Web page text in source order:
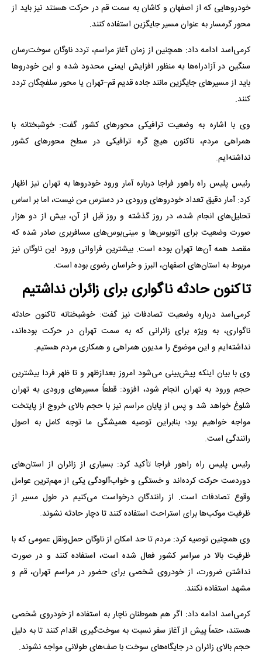
خودروهایی که از اصفهان و کاشان به سمت قم در حرکت هستند نیز باید از
محور گرمسار به عنوان مسیر جایگزین استفاده کنند.
کرمی‌اسد ادامه داد: همچنین از زمان آغاز مراسم، تردد ناوگان سوخت‌رسان
سنگین در آزادراه‌ها به منظور افزایش ایمنی محدود شده و این خودروها
باید از مسیرهای جایگزین مانند جاده قدیم قم–تهران یا محور سلفچگان تردد
کنند.
وی با اشاره به وضعیت ترافیکی محورهای کشور گفت: خوشبختانه با
همراهی مردم، تاکنون هیچ گره ترافیکی در سطح محورهای کشور
نداشته‌ایم.
رئیس پلیس راه راهور فراجا درباره آمار ورود خودروها به تهران نیز اظهار
کرد: آمار دقیق تعداد خودروهای ورودی در دسترس من نیست، اما بر اساس
تحلیل‌های انجام شده، در روز گذشته و روز قبل از آن، بیش از دو هزار
صورت وضعیت برای اتوبوس‌ها و مینی‌بوس‌های مسافربری صادر شده که
مقصد همه آن‌ها تهران بوده است. بیشترین فراوانی ورود این ناوگان نیز
مربوط به استان‌های اصفهان، البرز و خراسان رضوی بوده است.
تاکنون حادثه ناگواری برای زائران نداشتیم
کرمی‌اسد درباره وضعیت تصادفات نیز گفت: خوشبختانه تاکنون حادثه
ناگواری، به ویژه برای زائرانی که به سمت تهران در حرکت بوده‌اند،
نداشته‌ایم و این موضوع را مدیون همراهی و همکاری مردم هستیم.
وی با بیان اینکه پیش‌بینی می‌شود امروز بعدازظهر و تا ظهر فردا بیشترین
حجم ورود به تهران انجام شود، افزود: قطعاً مسیرهای ورودی به تهران
شلوغ خواهد شد و پس از پایان مراسم نیز با حجم بالای خروج از پایتخت
مواجه خواهیم بود؛ بنابراین توصیه همیشگی ما توجه کامل به اصول
رانندگی است.
رئیس پلیس راه راهور فراجا تأکید کرد: بسیاری از زائران از استان‌های
دوردست حرکت کرده‌اند و خستگی و خواب‌آلودگی یکی از مهم‌ترین عوامل
وقوع تصادفات است. از رانندگان درخواست می‌کنیم در طول مسیر از
ظرفیت موکب‌ها برای استراحت استفاده کنند تا دچار حادثه نشوند.
وی همچنین توصیه کرد: مردم تا حد امکان از ناوگان حمل‌ونقل عمومی که با
ظرفیت بالا در سراسر کشور فعال شده است، استفاده کنند و در صورت
نداشتن ضرورت، از خودروی شخصی برای حضور در مراسم تهران، قم و
مشهد استفاده نکنند.
کرمی‌اسد ادامه داد: اگر هم هموطنان ناچار به استفاده از خودروی شخصی
هستند، حتماً پیش از آغاز سفر نسبت به سوخت‌گیری اقدام کنند تا به دلیل
حجم بالای زائران در جایگاه‌های سوخت با صف‌های طولانی مواجه نشوند.